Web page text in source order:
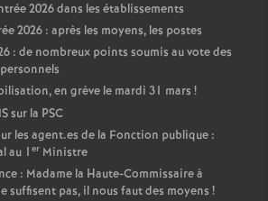
2026 dans les établissements
2026 : après les moyens, les postes
: de nombreux points soumis au vote des
en grève le mardi 31 mars !
sur la PSC
les agent.es de la Fonction publique :
au 1 er Ministre
: Madame la Haute-Commissaire à
suffisent pas, il nous faut des moyens !